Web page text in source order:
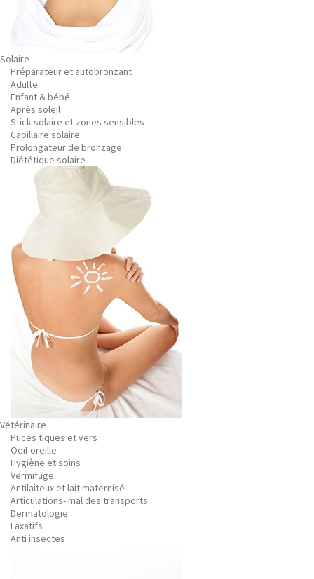
Solaire
Préparateur et autobronzant
Adulte
Enfant & bébé
Après soleil
Stick solaire et zones sensibles
Capillaire solaire
Prolongateur de bronzage
Diététique solaire
Vétérinaire
Puces tiques et vers
Oeil-oreille
Hygiène et soins
Vermifuge
Antilaiteux et lait maternisé
Articulations- mal des transports
Dermatologie
Laxatifs
Anti insectes